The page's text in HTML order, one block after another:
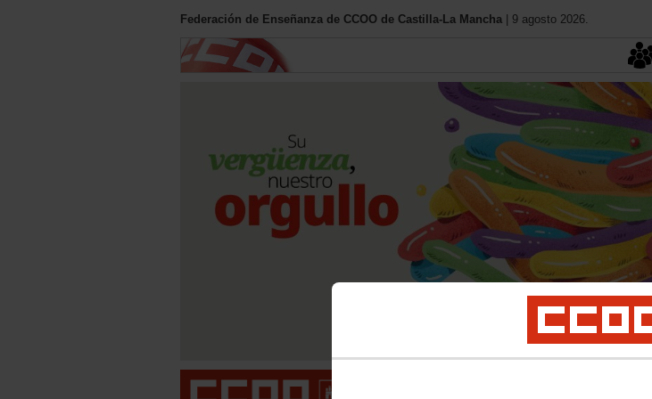
Federación de Enseñanza de CCOO de Castilla-La Mancha | 9 agosto 2026.